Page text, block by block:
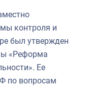
ценностей
контроля и
был утвержден
«Реформа
Ее
по вопросам